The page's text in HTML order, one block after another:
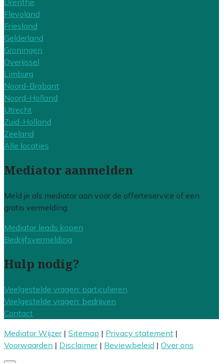
Drenthe
Flevoland
Friesland
Gelderland
Groningen
Overijssel
Limburg
Noord-Brabant
Noord-Holland
Utrecht
Zuid-Holland
Zeeland
Alle locaties
Mediator aanmelden
Meld je als mediator aan voor de offerteservice of een
gratis vermelding.
Mediator leads kopen
Bedrijfsvermelding
Hulp nodig?
Veelgestelde vragen: particulieren
Veelgestelde vragen: bedrijven
Contact
Mediator Wijzer| Sitemap | Privacy statement |
Voorwaarden | Disclaimer| Reviewbeleid | Over ons